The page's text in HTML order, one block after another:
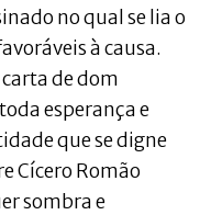
no qual se lia o
à causa.
de dom
esperança e
que se digne
Cícero Romão
sombra e